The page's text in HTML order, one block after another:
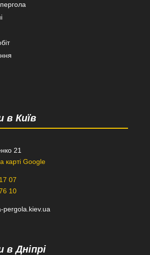
в Київ
21
карті Google
07
10
pergola.kiev.ua
Дніпрі